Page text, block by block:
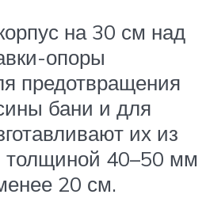
на 30 см над
опоры
предотвращения
бани и для
их из
толщиной 40–50 мм
20 см.